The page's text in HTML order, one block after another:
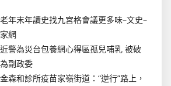
年末年讀史找九宮格會議更多味–文史–
網
警為災台包養網心得區孤兒哺乳 被破
副政委
森和診所疫苗家嶺街道：“逆行”路上，